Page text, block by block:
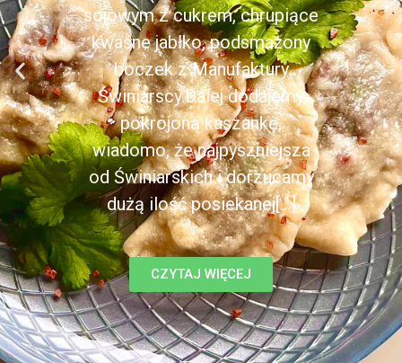
sojowym z cukrem, chrupiące
kwaśne jabłko, podsmażony
boczek z Manufaktury
Świniarscy.Dalej dodajemy
pokrojoną kaszankę,
wiadomo, że najpyszniejsza
od Świniarskich i dorzucamy
dużą ilość posiekanej[...]
CZYTAJ WIĘCEJ